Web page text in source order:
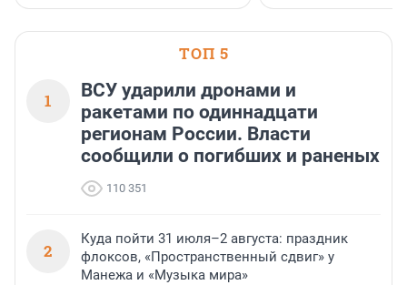
ТОП 5
1
ВСУ ударили дронами и
ракетами по одиннадцати
регионам России. Власти
сообщили о погибших и раненых
110 351
2
Куда пойти 31 июля–2 августа: праздник
флоксов, «Пространственный сдвиг» у
Манежа и «Музыка мира»